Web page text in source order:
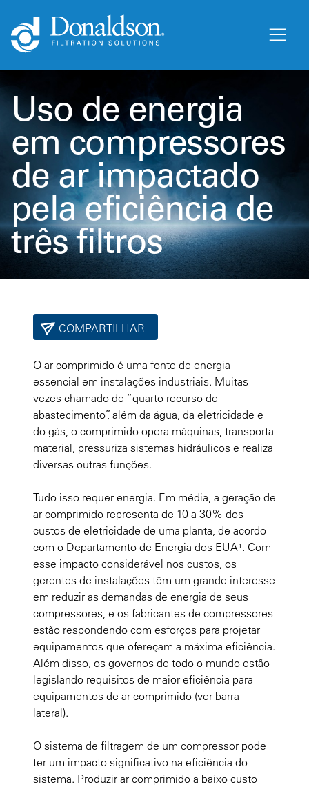
Uso de energia
em compressores
de ar impactado
pela eficiência de
três filtros
COMPARTILHAR
O ar comprimido é uma fonte de energia
essencial em instalações industriais. Muitas
vezes chamado de “quarto recurso de
abastecimento”, além da água, da eletricidade e
do gás, o comprimido opera máquinas, transporta
material, pressuriza sistemas hidráulicos e realiza
diversas outras funções.
Tudo isso requer energia. Em média, a geração de
ar comprimido representa de 10 a 30% dos
custos de eletricidade de uma planta, de acordo
com o Departamento de Energia dos EUA¹. Com
esse impacto considerável nos custos, os
gerentes de instalações têm um grande interesse
em reduzir as demandas de energia de seus
compressores, e os fabricantes de compressores
estão respondendo com esforços para projetar
equipamentos que ofereçam a máxima eficiência.
Além disso, os governos de todo o mundo estão
legislando requisitos de maior eficiência para
equipamentos de ar comprimido (ver barra
lateral).
O sistema de filtragem de um compressor pode
ter um impacto significativo na eficiência do
sistema. Produzir ar comprimido a baixo custo